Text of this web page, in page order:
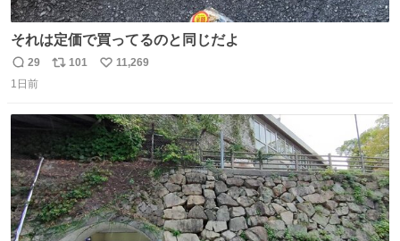
それは定価で買ってるのと同じだよ
返
信
29
リ
数
101
い
数
11,269
1日前